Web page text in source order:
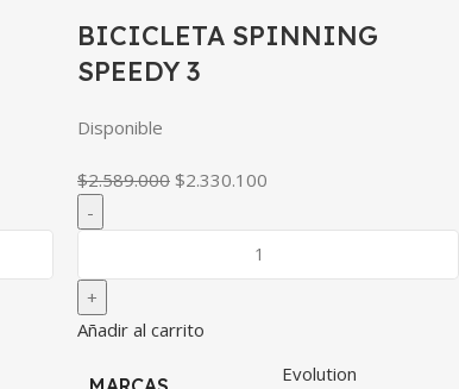
BICICLETA SPINNING
SPEEDY 3
Disponible
$2.589.000 $2.330.100
Añadir al carrito
Evolution